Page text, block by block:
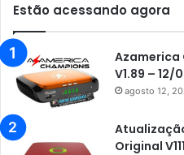
Estão acessando agora
Azamerica
V1.89 – 12/
agosto 12,
Original